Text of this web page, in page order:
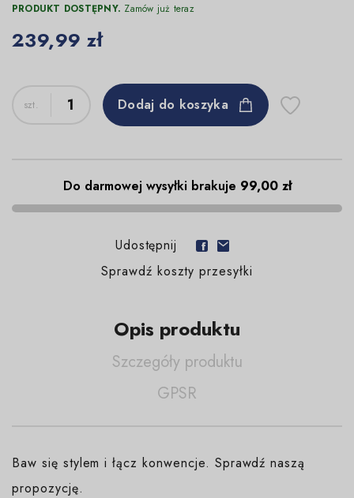
PRODUKT DOSTĘPNY. Zamów już teraz
239,99 zł
Dodaj do koszyka
Do darmowej wysyłki brakuje 99,00 zł
Udostępnij
Sprawdź koszty przesyłki
Opis produktu
Szczegóły produktu
GPSR
Baw się stylem i łącz konwencje. Sprawdź naszą
propozycję.